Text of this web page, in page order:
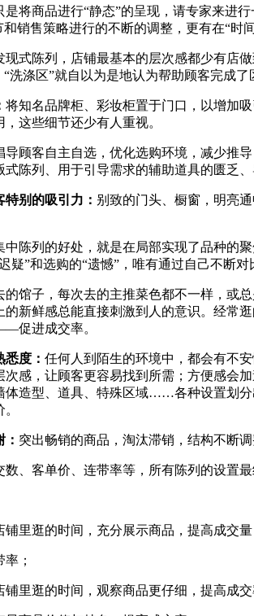
是将商品进行“静态”的呈现，请专家来进
销售策略进行的不断的调整，更有在“时
现式陈列，店铺最基本的层次感都少有店
洗涤区”就自以为是地认为帮助顾客完成了
将知名品牌柜、彩妆柜置于门口，以增加
这些细节还少有人重视。
导顾客自主自选，优化选购环境，减少推
式陈列、用于引导需求的辅助道具的匮乏
特别的吸引力： 别致的门头、橱窗，明亮
中陈列的好处，就是在局部实现了品种的
疑”和选购的“遗憾”，唯有通过自己不断
的馆子，每次去的主推菜色都不一样，或
新鲜感总能直接刺激到人的意识。经常
促进成交率。
度： 任何人到陌生的环境中，都会有不
次感，让顾客更容易找到所需；方便感会
体造型、道具、特殊区域……各种设置划
突出畅销的商品，淘汰滞销，结构不断
、客单价、连带率等，所有陈列的设置
里逛的时间，充分展示商品，提高成交量
；
里逛的时间，观察商品更仔细，提高成交